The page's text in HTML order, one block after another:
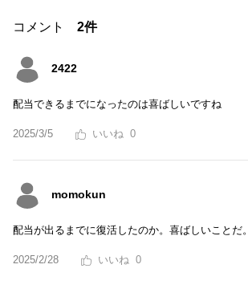
コメント 2件
2422
配当できるまでになったのは喜ばしいですね
2025/3/5 0
momokun
配当が出るまでに復活したのか。喜ばしいことだ。
2025/2/28 0